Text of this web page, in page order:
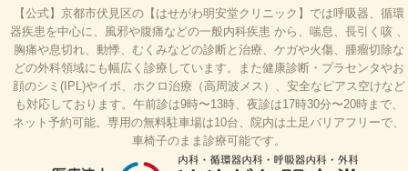
【公式】京都市伏見区の【はせがわ明安堂クリニック】では呼吸器、循環
器疾患を中心に、風邪や腹痛などの一般内科疾患 から、喘息、長引く咳 、
胸痛や息切れ、動悸、むくみなどの診断と治療、ケガや火傷、腫瘤切除な
どの外科領域にも幅広く診療しています。また健康診断・プラセンタやお
顔のシミ(IPL)やイボ、ホクロ治療（高周波メス）、安全なピアス空けなど
も対応しております。午前診は9時〜13時、夜診は17時30分〜20時まで、
ネット予約可能。専用の無料駐車場は10台、院内は土足バリアフリーで、
車椅子のまま診療可能です。